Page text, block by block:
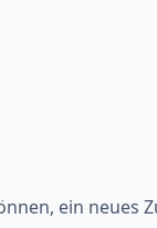
ein neues